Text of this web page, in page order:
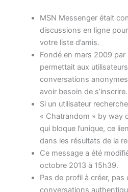
MSN Messenger était
discussions en ligne
votre liste d’amis.
Fondé en mars 2009
permettait aux
conversations
avoir besoin de s’inscrire.
Si un utilisateur
« Chatrandom » by way
qui bloque l’unique, ce
dans les résultats de la
Ce message a été
octobre 2013 à 15h39.
Pas de profil à créer, pas
conversations